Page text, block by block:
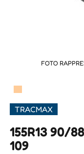
FOTO
▀
TRACMAX
155R13 90/
109